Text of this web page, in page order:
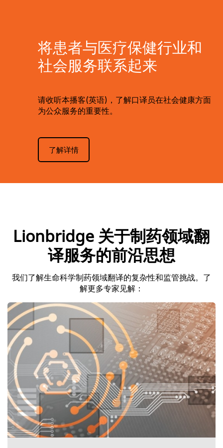
将患者与医疗保健行业和
社会服务联系起来
请收听本播客(英语)，了解口译员在社会健康方面
为公众服务的重要性。
了解详情
Lionbridge 关于制药领域翻
译服务的前沿思想
我们了解生命科学制药领域翻译的复杂性和监管挑战。了
解更多专家见解：